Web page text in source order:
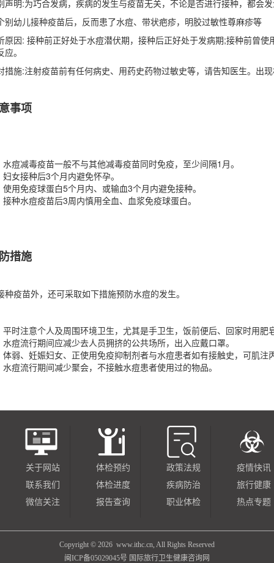
声明:为巧合发病，疾病的发生与疫苗无关，不论是否进行接种，都会
别幼儿接种疫苗后，反而患了水痘、带状疤疹，明胶过敏性尊麻疹等
原因: 接种前正好处于水痘潜伏期，接种后正好处于发病期;接种前曾
。
措施:注射疫苗前有任何病史、用药史药物过敏史等，请告知医生。出
事项
水痘减毒疫苗一般不与其他减毒疫苗同时免疫，至少间隔1月。
妇女接种后3个月内避免怀孕。
使用免疫球蛋白5个月内、或输血3个月内避免接种。
接种水痘疫苗后3周内慎用全血、血浆免疫球蛋白。
措施
种疫苗外，还可采取如下措施预防水痘的发生。
平时注意个人及周围环境卫生，尤其是手卫生，饭前便后、回家时用肥
水痘流行期间应减少去人员拥挤的公共场所，出入应戴口罩。
体弱、妊娠妇女、正使用免疫抑制剂者与水痘患者如有接触史，可肌
水痘流行期间减少聚会，不接触水痘患者使用过的物品。
关于网站
联系我们
微信关注
体检预约
体检进度
报告查询
政策法规
疾病防治
职业体检
疫情快讯
旅行健康
热点专题
Copyright © 2026 www.ithc.cn, All Rights Reserved
闽ICP备05029045号 国际旅行卫生健康咨询网